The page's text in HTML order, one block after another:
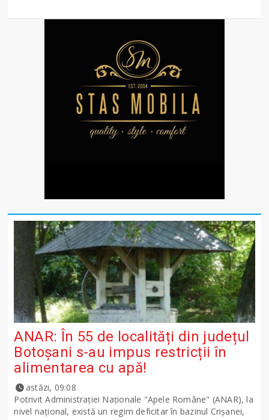
ANAR: În 55 de localități din județul
Botoșani s-au impus restricții în
alimentarea cu apă!
astăzi, 09:08
Potrivit Administraţiei Naţionale "Apele Române" (ANAR), la
nivel naţional, există un regim deficitar în bazinul Crişanei,